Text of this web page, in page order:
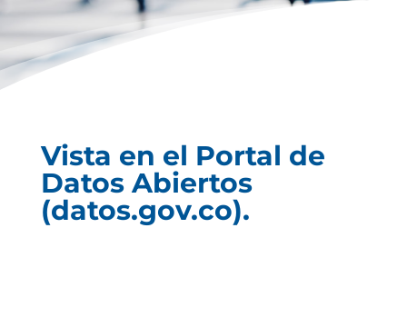
Vista en el Portal de
Datos Abiertos
(datos.gov.co).